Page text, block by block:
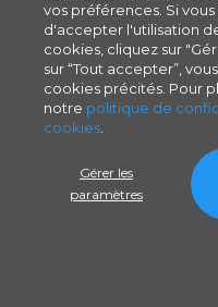
vos préférences. Si
d'accepter l'utilisation
cookies, cliquez sur
sur “Tout accepter”,
cookies précités. Pour
notre politique de
cookies
Gérer les
paramètres